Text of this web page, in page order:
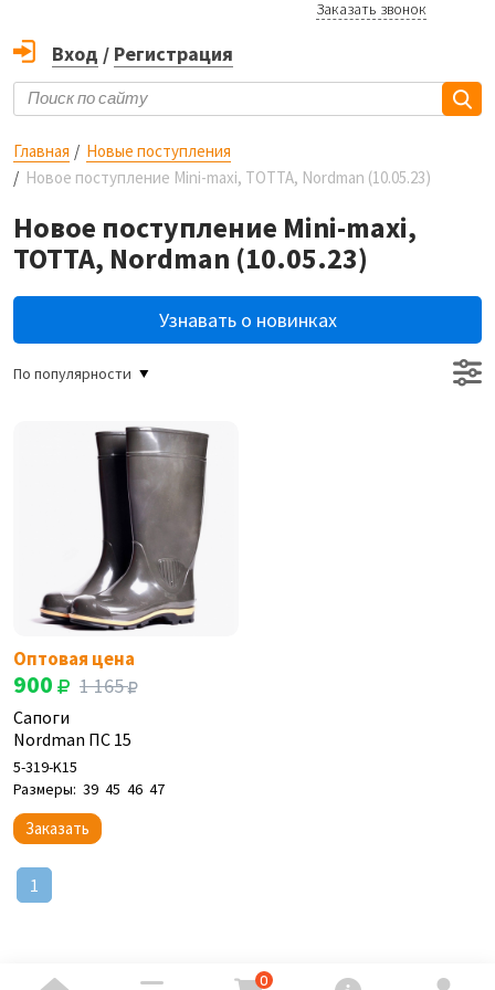
Заказать звонок
Вход / Регистрация
Главная
Новые поступления
Новое поступление Mini-maxi, ТОТТА, Nordman (10.05.23)
Новое поступление Mini-maxi,
ТОТТА, Nordman (10.05.23)
Узнавать о новинках
По популярности
Оптовая цена
900 1 165
Сапоги
Nordman ПС 15
5-319-K15
Размеры: 39 45 46 47
Заказать
1
0